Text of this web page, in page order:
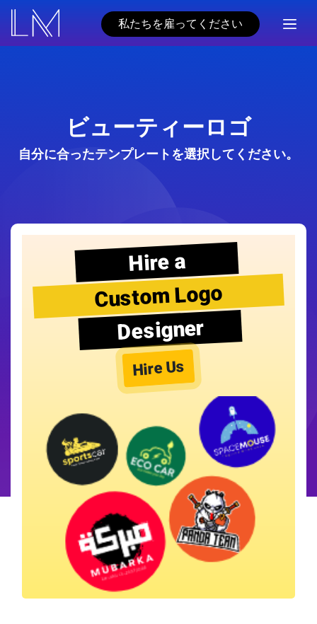
私たちを雇ってください
ビューティーロゴ
自分に合ったテンプレートを選択してください。
Hire a
Custom Logo
Designer
Hire Us